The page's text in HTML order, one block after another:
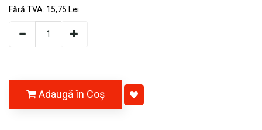
Fără TVA: 15,75 Lei
Adaugă în Coş